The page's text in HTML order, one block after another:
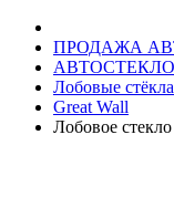
ПРОДАЖА
Лобовые стёкла
Great Wall
Лобовое